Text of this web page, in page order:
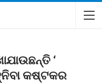
‘
କଷ୍ଟକର